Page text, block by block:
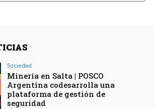
Sociedad
Minería en Salta | POSCO
Argentina codesarrolla una
plataforma de gestión de
seguridad